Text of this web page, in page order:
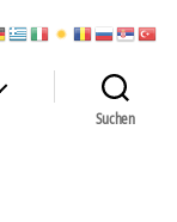
Suchen